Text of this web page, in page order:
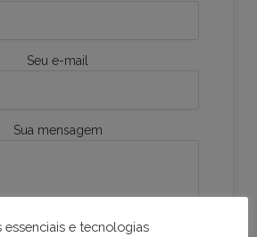
Seu e-mail
Sua mensagem
e tecnologias